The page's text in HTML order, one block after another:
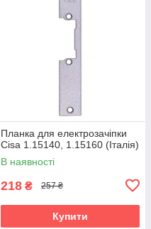
Планка для електрозачіпки
Cisa 1.15140, 1.15160 (Італія)
В наявності
218 ₴ 257 ₴
Купити